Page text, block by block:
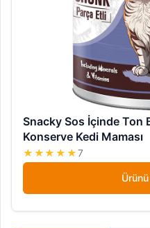
Snacky Sos İçinde Ton
Konserve Kedi Maması
★★★★★7